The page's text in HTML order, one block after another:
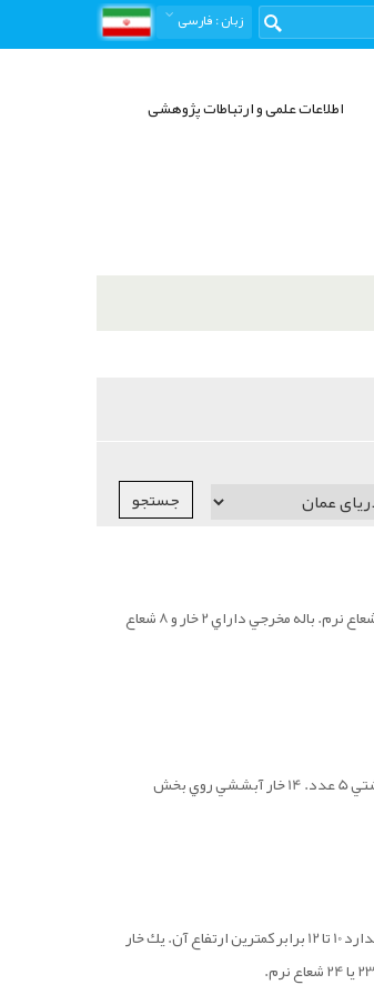
زبان: فارسی
اطلاعات علمی و ارتباطات پژوهشی
بدن دوكي شكل و فشرده. سر بزرگ؛ داراي دو باله پشتي، اولين باله پشتي با 7 خار و دومين باله پشتي داراي 1 خار و 9 شعاع نرم. باله مخرجي داراي 2 خار و 8 شعاع
بدن كشيده و فشرده. اولين باله پشتي با 8 خار و دومين باله پشتي داراي يك خار و 9 شعاع نرم. فلس‌هاي جلوي باله پشتي 5 عدد. 14 خار آبششي روي بخش
بدن فشرده و نسبتاً مرتفع. باله پشتي پيوسته و منفرد، داراي 9 خار و 24 تا 26 شعاع نرم. ساقه دمي باريك و طول استاندارد 10 تا 12 برابر كمترين ارتفاع آن. يك خار